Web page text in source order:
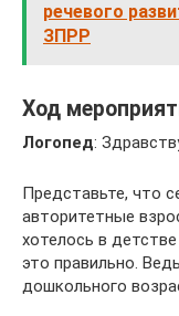
речевого
ЗПРР
Ход
Логопед:
Представьте, что
авторитетные
хотелось в
это правильно.
дошкольного